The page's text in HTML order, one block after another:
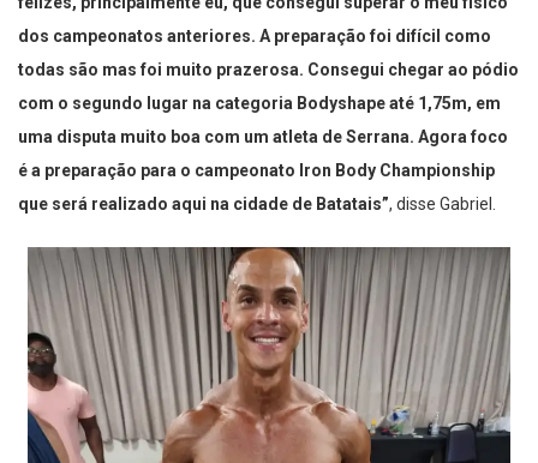
felizes, principalmente eu, que consegui superar o meu físico
dos campeonatos anteriores. A preparação foi difícil como
todas são mas foi muito prazerosa. Consegui chegar ao pódio
com o segundo lugar na categoria Bodyshape até 1,75m, em
uma disputa muito boa com um atleta de Serrana. Agora foco
é a preparação para o campeonato Iron Body Championship
que será realizado aqui na cidade de Batatais” , disse Gabriel.